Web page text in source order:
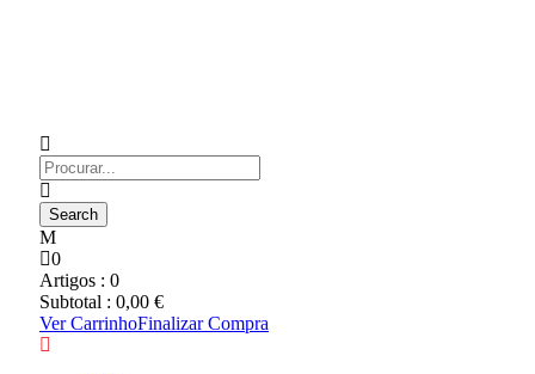
0
Artigos : 0
Subtotal : 0,00 €
Ver CarrinhoFinalizar Compra